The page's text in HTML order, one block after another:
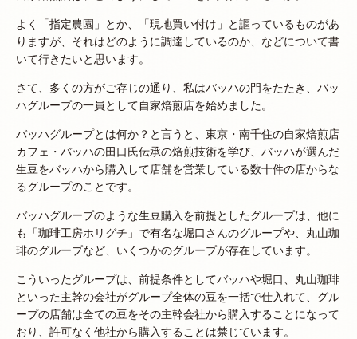
よく「指定農園」とか、「現地買い付け」と謳っているものがあ
りますが、それはどのように調達しているのか、などについて書
いて行きたいと思います。
さて、多くの方がご存じの通り、私はバッハの門をたたき、バッ
ハグループの一員として自家焙煎店を始めました。
バッハグループとは何か？と言うと、東京・南千住の自家焙煎店
カフェ・バッハの田口氏伝承の焙煎技術を学び、バッハが選んだ
生豆をバッハから購入して店舗を営業している数十件の店からな
るグループのことです。
バッハグループのような生豆購入を前提としたグループは、他に
も「珈琲工房ホリグチ」で有名な堀口さんのグループや、丸山珈
琲のグループなど、いくつかのグループが存在しています。
こういったグループは、前提条件としてバッハや堀口、丸山珈琲
といった主幹の会社がグループ全体の豆を一括で仕入れて、グル
ープの店舗は全ての豆をその主幹会社から購入することになって
おり、許可なく他社から購入することは禁じています。